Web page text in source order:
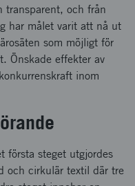
transparent, och från
har målet varit att nå ut
som möjligt för
Önskade effekter av
inom
första steget utgjordes
och cirkulär textil där tre